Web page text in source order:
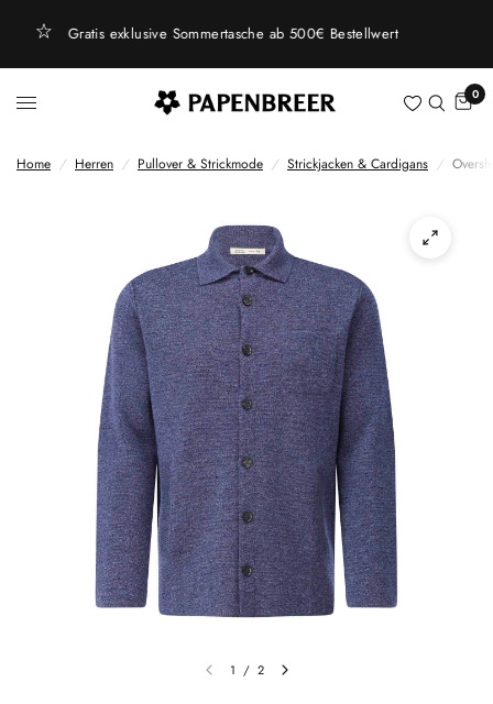
Kostenfreie Rückgabe innerhalb von 14
0
Home / Herren / Pullover & Strickmode / Strickjacken & Cardigans /
1 / 2